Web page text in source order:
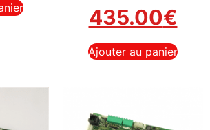
435.00€
Ajouter au panier